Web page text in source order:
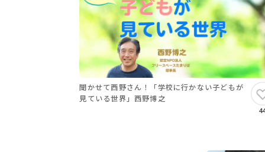
聞かせて西野さん！「学校に行かない子どもが
見ている世界」西野博之